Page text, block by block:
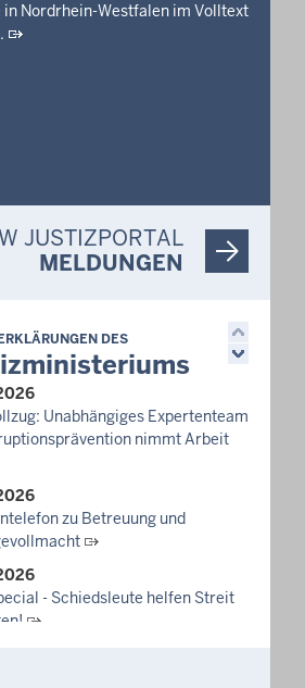
in Nordrhein-Westfalen im Volltext
JUSTIZPORTAL
MELDUNGEN
DES
Unabhängiges Expertenteam
nimmt Arbeit
zu Betreuung und
- Schiedsleute helfen Streit